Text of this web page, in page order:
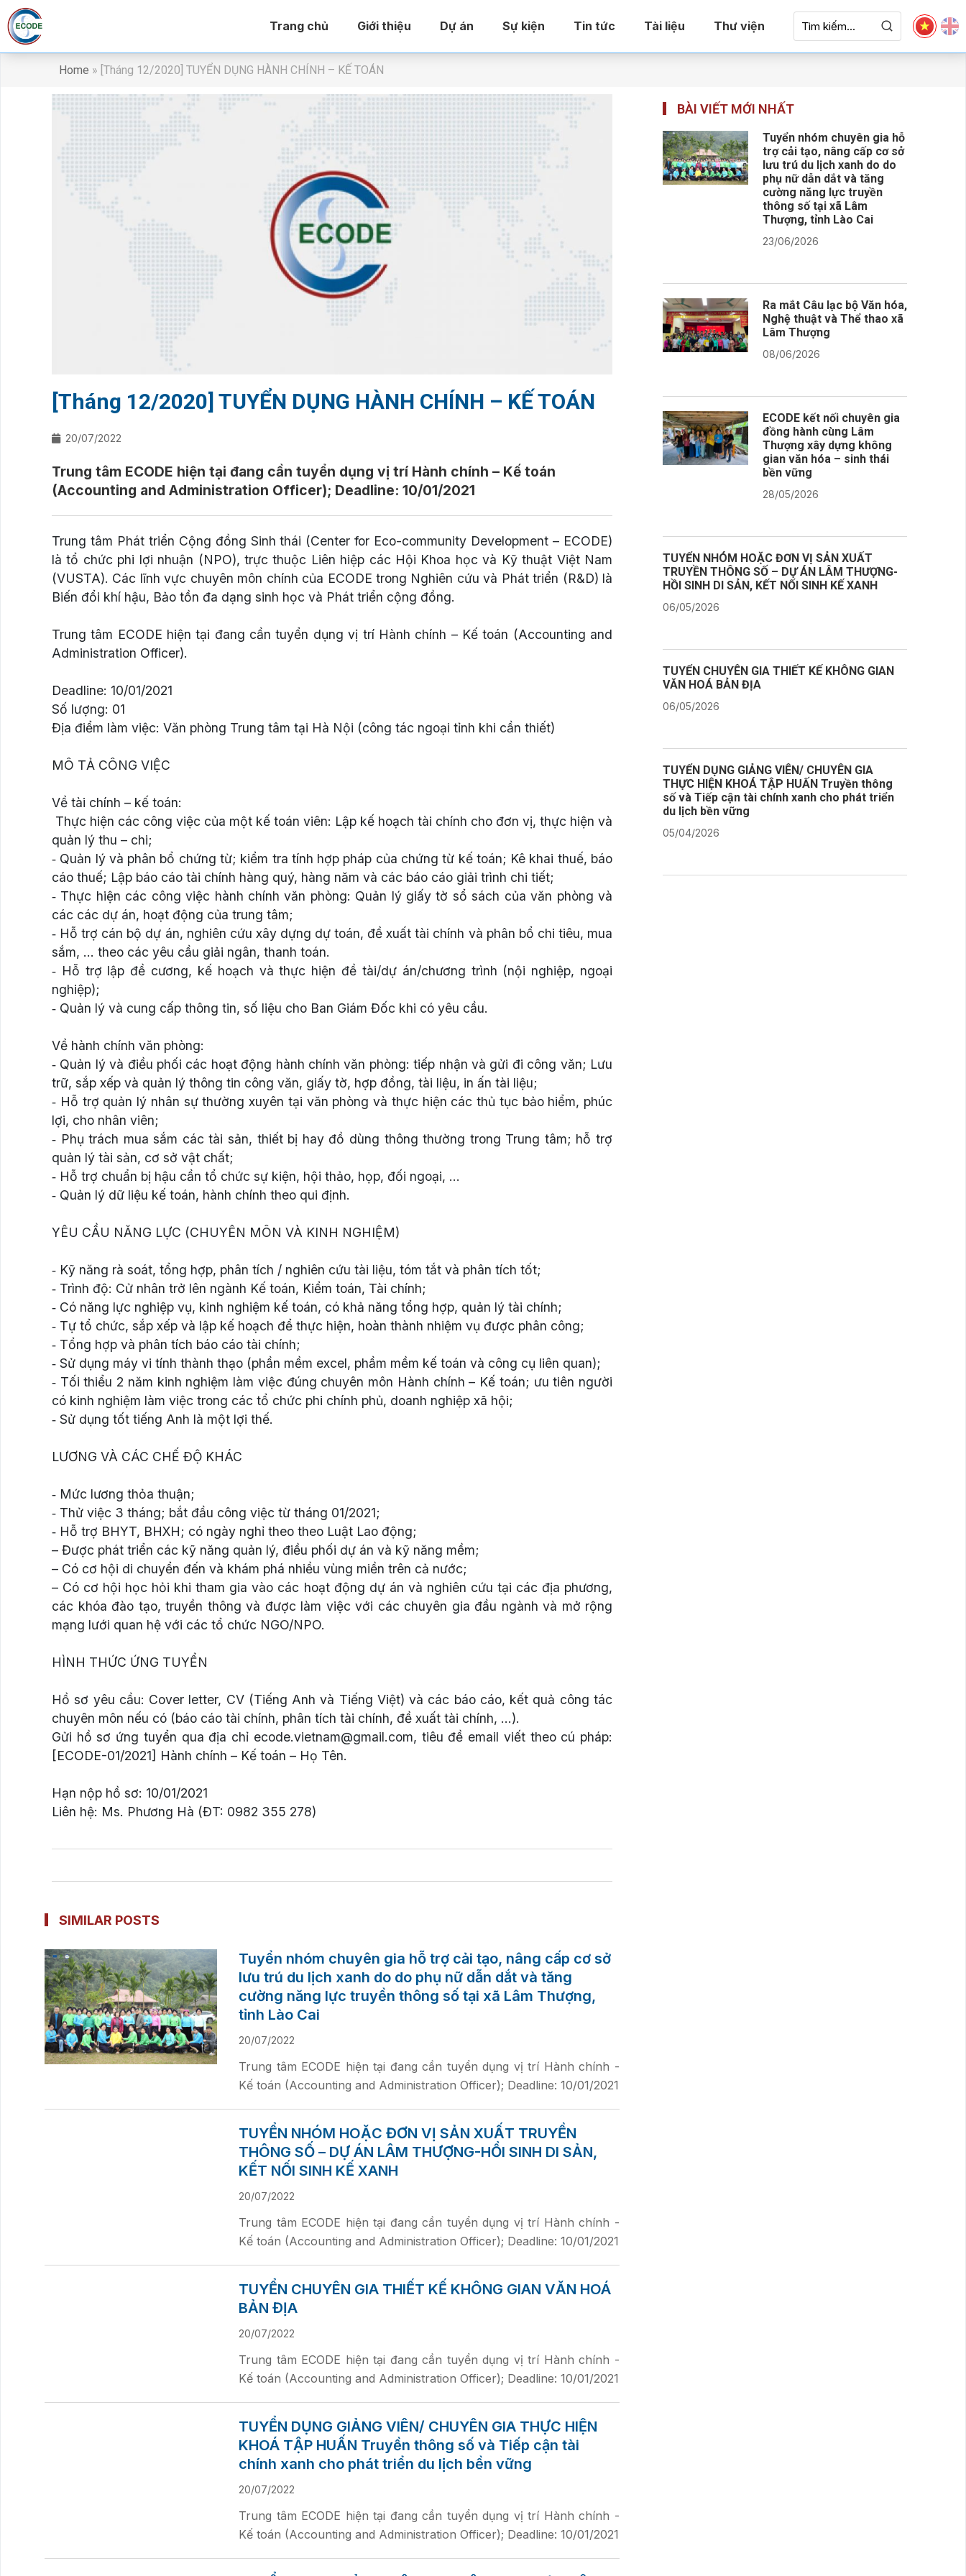
Trang chủ Giới thiệu Dự án Sự kiện Tin tức Tài liệu Thư viện
Home » [Tháng 12/2020] TUYỂN DỤNG HÀNH CHÍNH – KẾ TOÁN
[Tháng 12/2020] TUYỂN DỤNG HÀNH CHÍNH – KẾ TOÁN
20/07/2022
Trung tâm ECODE hiện tại đang cần tuyển dụng vị trí Hành chính – Kế toán
(Accounting and Administration Officer); Deadline: 10/01/2021
Trung tâm Phát triển Cộng đồng Sinh thái (Center for Eco-community Development – ECODE)
là tổ chức phi lợi nhuận (NPO), trực thuộc Liên hiệp các Hội Khoa học và Kỹ thuật Việt Nam
(VUSTA). Các lĩnh vực chuyên môn chính của ECODE trong Nghiên cứu và Phát triển (R&D) là
Biến đổi khí hậu, Bảo tồn đa dạng sinh học và Phát triển cộng đồng.
Trung tâm ECODE hiện tại đang cần tuyển dụng vị trí Hành chính – Kế toán (Accounting and
Administration Officer).
Deadline: 10/01/2021
Số lượng: 01
Địa điểm làm việc: Văn phòng Trung tâm tại Hà Nội (công tác ngoại tỉnh khi cần thiết)
MÔ TẢ CÔNG VIỆC
Về tài chính – kế toán:
­ Thực hiện các công việc của một kế toán viên: Lập kế hoạch tài chính cho đơn vị, thực hiện và
quản lý thu – chi;
‐ Quản lý và phân bổ chứng từ; kiểm tra tính hợp pháp của chứng từ kế toán; Kê khai thuế, báo
cáo thuế; Lập báo cáo tài chính hàng quý, hàng năm và các báo cáo giải trình chi tiết;
‐ Thực hiện các công việc hành chính văn phòng: Quản lý giấy tờ sổ sách của văn phòng và
các các dự án, hoạt động của trung tâm;
‐ Hỗ trợ cán bộ dự án, nghiên cứu xây dựng dự toán, đề xuất tài chính và phân bổ chi tiêu, mua
sắm, … theo các yêu cầu giải ngân, thanh toán.
‐ Hỗ trợ lập đề cương, kế hoạch và thực hiện đề tài/dự án/chương trình (nội nghiệp, ngoại
nghiệp);
‐ Quản lý và cung cấp thông tin, số liệu cho Ban Giám Đốc khi có yêu cầu.
Về hành chính văn phòng:
‐ Quản lý và điều phối các hoạt động hành chính văn phòng: tiếp nhận và gửi đi công văn; Lưu
trữ, sắp xếp và quản lý thông tin công văn, giấy tờ, hợp đồng, tài liệu, in ấn tài liệu;
‐ Hỗ trợ quản lý nhân sự thường xuyên tại văn phòng và thực hiện các thủ tục bảo hiểm, phúc
lợi, cho nhân viên;
‐ Phụ trách mua sắm các tài sản, thiết bị hay đồ dùng thông thường trong Trung tâm; hỗ trợ
quản lý tài sản, cơ sở vật chất;
‐ Hỗ trợ chuẩn bị hậu cần tổ chức sự kiện, hội thảo, họp, đối ngoại, …
‐ Quản lý dữ liệu kế toán, hành chính theo qui định.
YÊU CẦU NĂNG LỰC (CHUYÊN MÔN VÀ KINH NGHIỆM)
‐ Kỹ năng rà soát, tổng hợp, phân tích / nghiên cứu tài liệu, tóm tắt và phân tích tốt;
‐ Trình độ: Cử nhân trở lên ngành Kế toán, Kiểm toán, Tài chính;
‐ Có năng lực nghiệp vụ, kinh nghiệm kế toán, có khả năng tổng hợp, quản lý tài chính;
‐ Tự tổ chức, sắp xếp và lập kế hoạch để thực hiện, hoàn thành nhiệm vụ được phân công;
‐ Tổng hợp và phân tích báo cáo tài chính;
‐ Sử dụng máy vi tính thành thạo (phần mềm excel, phầm mềm kế toán và công cụ liên quan);
‐ Tối thiểu 2 năm kinh nghiệm làm việc đúng chuyên môn Hành chính – Kế toán; ưu tiên người
có kinh nghiệm làm việc trong các tổ chức phi chính phủ, doanh nghiệp xã hội;
‐ Sử dụng tốt tiếng Anh là một lợi thế.
LƯƠNG VÀ CÁC CHẾ ĐỘ KHÁC
‐ Mức lương thỏa thuận;
‐ Thử việc 3 tháng; bắt đầu công việc từ tháng 01/2021;
‐ Hỗ trợ BHYT, BHXH; có ngày nghỉ theo theo Luật Lao động;
– Được phát triển các kỹ năng quản lý, điều phối dự án và kỹ năng mềm;
– Có cơ hội di chuyển đến và khám phá nhiều vùng miền trên cả nước;
– Có cơ hội học hỏi khi tham gia vào các hoạt động dự án và nghiên cứu tại các địa phương,
các khóa đào tạo, truyền thông và được làm việc với các chuyên gia đầu ngành và mở rộng
mạng lưới quan hệ với các tổ chức NGO/NPO.
HÌNH THỨC ỨNG TUYỂN
Hồ sơ yêu cầu: Cover letter, CV (Tiếng Anh và Tiếng Việt) và các báo cáo, kết quả công tác
chuyên môn nếu có (báo cáo tài chính, phân tích tài chính, đề xuất tài chính, …).
Gửi hồ sơ ứng tuyển qua địa chỉ ecode.vietnam@gmail.com, tiêu đề email viết theo cú pháp:
[ECODE-01/2021] Hành chính – Kế toán – Họ Tên.
Hạn nộp hồ sơ: 10/01/2021
Liên hệ: Ms. Phương Hà (ĐT: 0982 355 278)
SIMILAR POSTS
Tuyển nhóm chuyên gia hỗ trợ cải tạo, nâng cấp cơ sở
lưu trú du lịch xanh do do phụ nữ dẫn dắt và tăng
cường năng lực truyền thông số tại xã Lâm Thượng,
tỉnh Lào Cai
20/07/2022
Trung tâm ECODE hiện tại đang cần tuyển dụng vị trí Hành chính -
Kế toán (Accounting and Administration Officer); Deadline: 10/01/2021
TUYỂN NHÓM HOẶC ĐƠN VỊ SẢN XUẤT TRUYỀN
THÔNG SỐ – DỰ ÁN LÂM THƯỢNG-HỒI SINH DI SẢN,
KẾT NỐI SINH KẾ XANH
20/07/2022
Trung tâm ECODE hiện tại đang cần tuyển dụng vị trí Hành chính -
Kế toán (Accounting and Administration Officer); Deadline: 10/01/2021
TUYỂN CHUYÊN GIA THIẾT KẾ KHÔNG GIAN VĂN HOÁ
BẢN ĐỊA
20/07/2022
Trung tâm ECODE hiện tại đang cần tuyển dụng vị trí Hành chính -
Kế toán (Accounting and Administration Officer); Deadline: 10/01/2021
TUYỂN DỤNG GIẢNG VIÊN/ CHUYÊN GIA THỰC HIỆN
KHOÁ TẬP HUẤN Truyền thông số và Tiếp cận tài
chính xanh cho phát triển du lịch bền vững
20/07/2022
Trung tâm ECODE hiện tại đang cần tuyển dụng vị trí Hành chính -
Kế toán (Accounting and Administration Officer); Deadline: 10/01/2021
BÀI VIẾT MỚI NHẤT
Tuyển nhóm chuyên gia hỗ
trợ cải tạo, nâng cấp cơ sở
lưu trú du lịch xanh do do
phụ nữ dẫn dắt và tăng
cường năng lực truyền
thông số tại xã Lâm
Thượng, tỉnh Lào Cai
23/06/2026
Ra mắt Câu lạc bộ Văn hóa,
Nghệ thuật và Thể thao xã
Lâm Thượng
08/06/2026
ECODE kết nối chuyên gia
đồng hành cùng Lâm
Thượng xây dựng không
gian văn hóa – sinh thái
bền vững
28/05/2026
TUYỂN NHÓM HOẶC ĐƠN VỊ SẢN XUẤT
TRUYỀN THÔNG SỐ – DỰ ÁN LÂM THƯỢNG-
HỒI SINH DI SẢN, KẾT NỐI SINH KẾ XANH
06/05/2026
TUYỂN CHUYÊN GIA THIẾT KẾ KHÔNG GIAN
VĂN HOÁ BẢN ĐỊA
06/05/2026
TUYỂN DỤNG GIẢNG VIÊN/ CHUYÊN GIA
THỰC HIỆN KHOÁ TẬP HUẤN Truyền thông
số và Tiếp cận tài chính xanh cho phát triển
du lịch bền vững
05/04/2026